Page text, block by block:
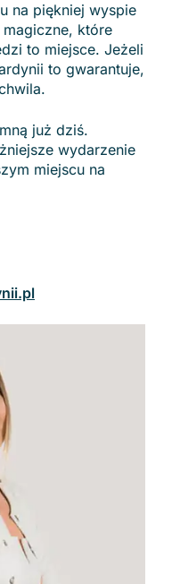
na piękniej wyspie
magiczne, które
to miejsce. Jeżeli
to gwarantuje,
już dziś.
wydarzenie
miejscu na